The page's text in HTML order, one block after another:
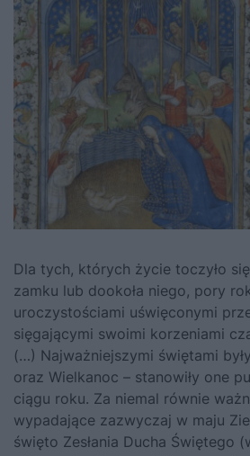
Dla tych, których życie toczyło
zamku lub dookoła niego, pory
uroczystościami uświęconymi
sięgającymi swoimi korzeniami
(…) Najważniejszymi świętami
oraz Wielkanoc – stanowiły one
ciągu roku. Za niemal równie
wypadające zazwyczaj w maju
święto Zesłania Ducha Świętego